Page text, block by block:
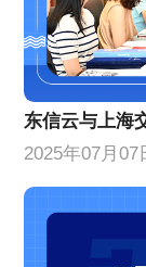
2025年07月07